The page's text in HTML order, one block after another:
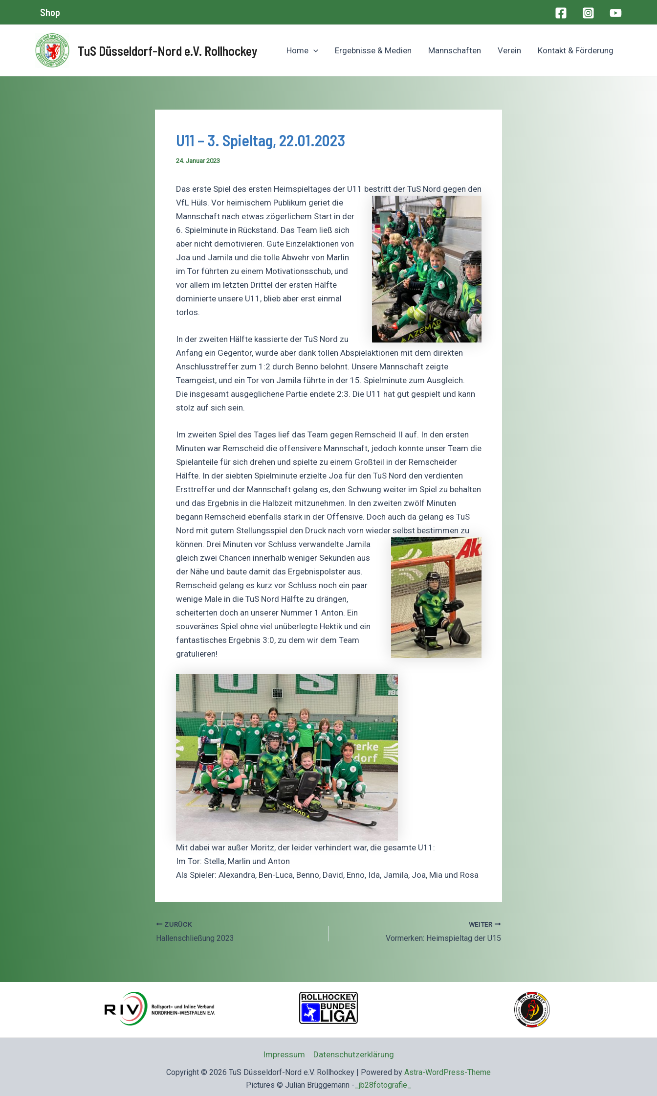
Shop
TuS Düsseldorf-Nord e.V. Rollhockey Home Ergebnisse & Medien Mannschaften Verein Kontakt & Förderung
U11 – 3. Spieltag, 22.01.2023
24. Januar 2023
Das erste Spiel des ersten Heimspieltages der U11 bestritt der TuS Nord gegen den
VfL Hüls. Vor heimischem Publikum geriet die
Mannschaft nach etwas zögerlichem Start in der
6. Spielminute in Rückstand. Das Team ließ sich
aber nicht demotivieren. Gute Einzelaktionen von
Joa und Jamila und die tolle Abwehr von Marlin
im Tor führten zu einem Motivationsschub, und
vor allem im letzten Drittel der ersten Hälfte
dominierte unsere U11, blieb aber erst einmal
torlos.
In der zweiten Hälfte kassierte der TuS Nord zu
Anfang ein Gegentor, wurde aber dank tollen Abspielaktionen mit dem direkten
Anschlusstreffer zum 1:2 durch Benno belohnt. Unsere Mannschaft zeigte
Teamgeist, und ein Tor von Jamila führte in der 15. Spielminute zum Ausgleich.
Die insgesamt ausgeglichene Partie endete 2:3. Die U11 hat gut gespielt und kann
stolz auf sich sein.
Im zweiten Spiel des Tages lief das Team gegen Remscheid II auf. In den ersten
Minuten war Remscheid die offensivere Mannschaft, jedoch konnte unser Team die
Spielanteile für sich drehen und spielte zu einem Großteil in der Remscheider
Hälfte. In der siebten Spielminute erzielte Joa für den TuS Nord den verdienten
Ersttreffer und der Mannschaft gelang es, den Schwung weiter im Spiel zu behalten
und das Ergebnis in die Halbzeit mitzunehmen. In den zweiten zwölf Minuten
begann Remscheid ebenfalls stark in der Offensive. Doch auch da gelang es TuS
Nord mit gutem Stellungsspiel den Druck nach vorn wieder selbst bestimmen zu
können. Drei Minuten vor Schluss verwandelte Jamila
gleich zwei Chancen innerhalb weniger Sekunden aus
der Nähe und baute damit das Ergebnispolster aus.
Remscheid gelang es kurz vor Schluss noch ein paar
wenige Male in die TuS Nord Hälfte zu drängen,
scheiterten doch an unserer Nummer 1 Anton. Ein
souveränes Spiel ohne viel unüberlegte Hektik und ein
fantastisches Ergebnis 3:0, zu dem wir dem Team
gratulieren!
Mit dabei war außer Moritz, der leider verhindert war, die gesamte U11:
Im Tor: Stella, Marlin und Anton
Als Spieler: Alexandra, Ben-Luca, Benno, David, Enno, Ida, Jamila, Joa, Mia und Rosa
Beitragsnavigation
ZURÜCK
Hallenschließung 2023
WEITER
Vormerken: Heimspieltag der U15
Impressum Datenschutzerklärung
Copyright © 2026 TuS Düsseldorf-Nord e.V. Rollhockey | Powered by Astra-WordPress-Theme
Pictures © Julian Brüggemann - _jb28fotografie_